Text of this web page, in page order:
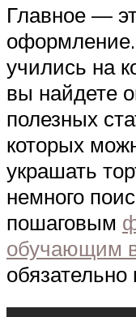
Главное —
учились на
вы найдете
полезных
которых
украшать
немного
пошаговым
обучающим
обязательно